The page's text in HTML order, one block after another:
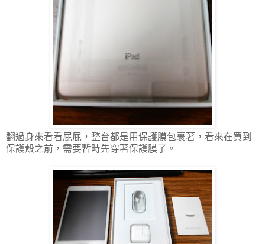
翻過身來看看屁屁，整台都是用保護膜包裹著，看來在買到
保護殼之前，需要暫時先穿著保護膜了。